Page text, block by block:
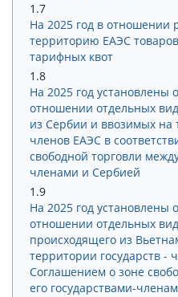
1.7
На 2025 год в отношении
территорию ЕАЭС
тарифных квот
1.8
На 2025 год
отношении отдельных
из Сербии и ввозимых на
членов ЕАЭС в
свободной торговли
членами и Сербией
1.9
На 2025 год
отношении отдельных
происходящего из
территории государств -
Соглашением о зоне
его государствами-